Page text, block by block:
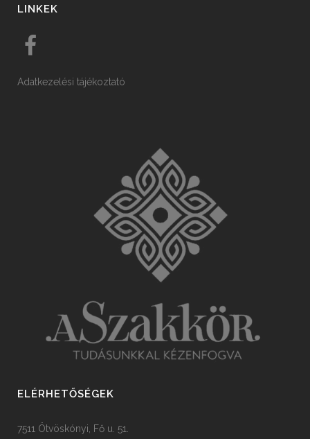
LINKEK
Adatkezelési tájékoztató
ELÉRHETŐSÉGEK
7511 Ötvöskónyi, Fő u. 51.